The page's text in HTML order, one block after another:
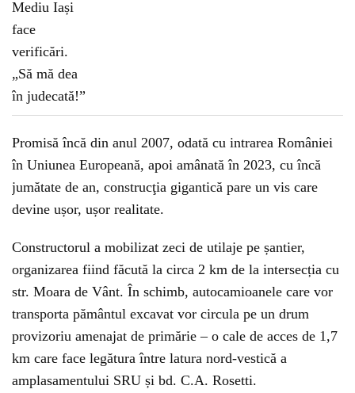
Promisă încă din anul 2007, odată cu intrarea României
în Uniunea Europeană, apoi amânată în 2023, cu încă
jumătate de an, construcţia gigantică pare un vis care
devine ușor, ușor realitate.
Constructorul a mobilizat zeci de utilaje pe șantier,
organizarea fiind făcută la circa 2 km de la intersecția cu
str. Moara de Vânt. În schimb, autocamioanele care vor
transporta pământul excavat vor circula pe un drum
provizoriu amenajat de primărie – o cale de acces de 1,7
km care face legătura între latura nord-vestică a
amplasamentului SRU și bd. C.A. Rosetti.